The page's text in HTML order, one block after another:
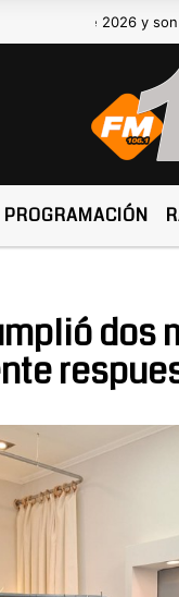
de 2026 y son las 23:18
PROGRAMACIÓN
dos